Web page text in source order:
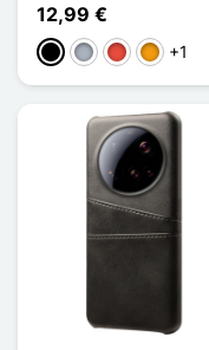
12,99 €
PretoCinzentoVermelho
Laranja
+1